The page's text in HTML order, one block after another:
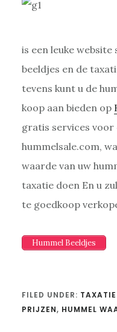
is een leuke website
beeldjes en de
tevens kunt u de
koop aan bieden op
gratis services voor
hummelsale.com,
waarde van uw
taxatie doen En u
te goedkoop
Hummel Beeldjes
FILED UNDER: TAXATIE
PRIJZEN, HUMMEL